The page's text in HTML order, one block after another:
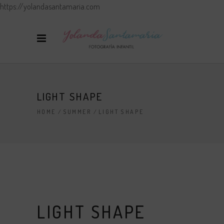
https://yolandasantamaria.com
LIGHT SHAPE
HOME / SUMMER / LIGHT SHAPE
LIGHT SHAPE